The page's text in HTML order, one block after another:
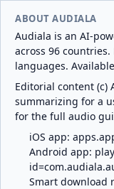
ABOUT AUDIALA
Audiala is an AI-
across 96
languages.
Editorial content (c)
summarizing for a
for the full audio
iOS app:
Android app:
Smart download